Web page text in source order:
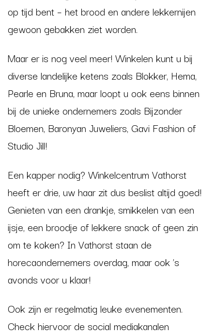
op tijd bent – het brood en andere lekkernijen
gewoon gebakken ziet worden.
Maar er is nog veel meer! Winkelen kunt u bij
diverse landelijke ketens zoals Blokker, Hema,
Pearle en Bruna, maar loopt u ook eens binnen
bij de unieke ondernemers zoals Bijzonder
Bloemen, Baronyan Juweliers, Gavi Fashion of
Studio Jill!
Een kapper nodig? Winkelcentrum Vathorst
heeft er drie, uw haar zit dus beslist altijd goed!
Genieten van een drankje, smikkelen van een
ijsje, een broodje of lekkere snack of geen zin
om te koken? In Vathorst staan de
horecaondernemers overdag, maar ook ’s
avonds voor u klaar!
Ook zijn er regelmatig leuke evenementen.
Check hiervoor de social mediakanalen